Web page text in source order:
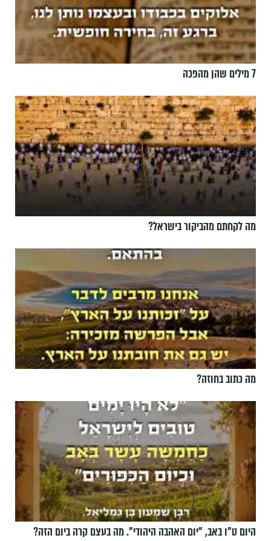
7 מילים שהן מהפכה
מה לקחתם מהביקור בישראל?
מה כתוב בחוזה?
היום ט"ו באב, ”יום האהבה היהודי". מה בעצם קרה ביום הזה?